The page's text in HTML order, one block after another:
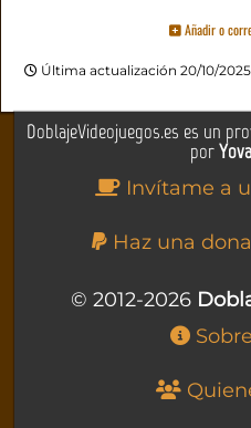
Añadir o
Última actualización 20/10/2025
DoblajeVideojuegos.es es un
por
Invítame a
Haz una
© 2012-2026